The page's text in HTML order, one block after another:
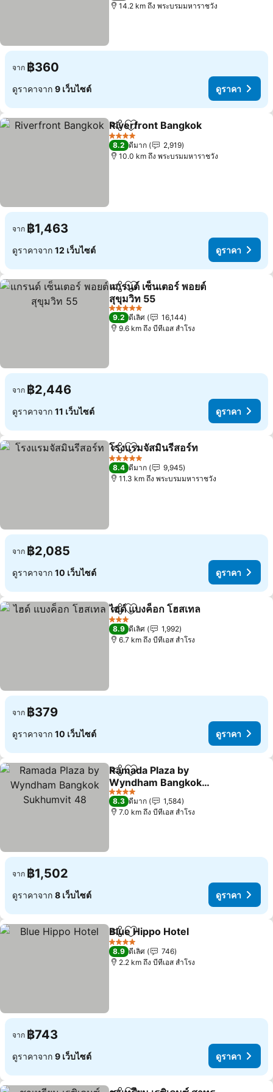
14.2 km ถึง พระบรมมหาราชวัง
จาก ฿360
ดูราคาจาก 9 เว็บไซต์ ดูราคา
แชร์ เพิ่มในรายการโปรด
Riverfront Bangkok
4 ดาว
8.2 ดีมาก
2,919
10.0 km ถึง พระบรมมหาราชวัง
จาก ฿1,463
ดูราคาจาก 12 เว็บไซต์ ดูราคา
แชร์ เพิ่มในรายการโปรด
แกรนด์ เซ็นเตอร์ พอยต์
สุขุมวิท 55
ดูราคา
5 ดาว
9.2 ดีเลิศ
16,144
9.6 km ถึง บีทีเอส สำโรง
จาก ฿2,446
ดูราคาจาก 11 เว็บไซต์ ดูราคา
แชร์ เพิ่มในรายการโปรด
โรงแรมจัสมินรีสอร์ท
5 ดาว
8.4 ดีมาก
9,945
11.3 km ถึง พระบรมมหาราชวัง
จาก ฿2,085
ดูราคาจาก 10 เว็บไซต์ ดูราคา
แชร์ เพิ่มในรายการโปรด
ไฮด์ แบงค็อก โฮสเทล
3 ดาว
8.9 ดีเลิศ
1,992
6.7 km ถึง บีทีเอส สำโรง
จาก ฿379
ดูราคาจาก 10 เว็บไซต์ ดูราคา
แชร์ เพิ่มในรายการโปรด
Ramada Plaza by
Wyndham Bangkok
Sukhumvit 48
ดูราคา
4 ดาว
8.3 ดีมาก
1,584
7.0 km ถึง บีทีเอส สำโรง
จาก ฿1,502
ดูราคาจาก 8 เว็บไซต์ ดูราคา
แชร์ เพิ่มในรายการโปรด
Blue Hippo Hotel
4 ดาว
8.9 ดีเลิศ
746
2.2 km ถึง บีทีเอส สำโรง
จาก ฿743
ดูราคาจาก 9 เว็บไซต์ ดูราคา